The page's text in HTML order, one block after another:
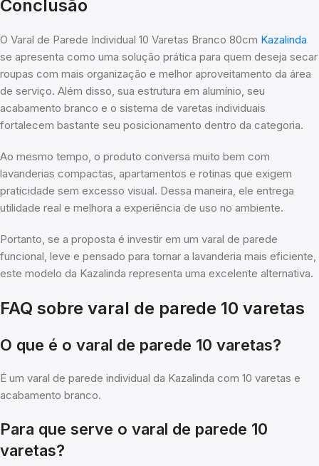
Conclusão
O Varal de Parede Individual 10 Varetas Branco 80cm Kazalinda
se apresenta como uma solução prática para quem deseja secar
roupas com mais organização e melhor aproveitamento da área
de serviço. Além disso, sua estrutura em alumínio, seu
acabamento branco e o sistema de varetas individuais
fortalecem bastante seu posicionamento dentro da categoria.
Ao mesmo tempo, o produto conversa muito bem com
lavanderias compactas, apartamentos e rotinas que exigem
praticidade sem excesso visual. Dessa maneira, ele entrega
utilidade real e melhora a experiência de uso no ambiente.
Portanto, se a proposta é investir em um varal de parede
funcional, leve e pensado para tornar a lavanderia mais eficiente,
este modelo da Kazalinda representa uma excelente alternativa.
FAQ sobre varal de parede 10 varetas
O que é o varal de parede 10 varetas?
É um varal de parede individual da Kazalinda com 10 varetas e
acabamento branco.
Para que serve o varal de parede 10
varetas?